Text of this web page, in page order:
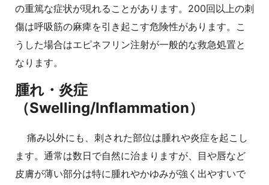
の重篤な症状が現れることがあります。200回以上の刺
傷は呼吸筋の麻痺を引き起こす危険性があります。こ
うした場合はエピネフリン注射が一般的な救急処置と
なります。
腫れ・炎症
（Swelling/Inflammation）
痛み以外にも、刺された部位は腫れや炎症を起こし
ます。通常は数日で自然に治まりますが、目や唇など
皮膚が薄い部分は特に腫れやかゆみが強く出やすいで